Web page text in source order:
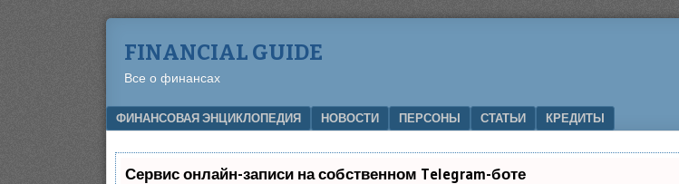
FINANCIAL GUIDE
Все о финансах
Menu
SKIP TO CONTENT
ФИНАНСОВАЯ ЭНЦИКЛОПЕДИЯ НОВОСТИ ПЕРСОНЫ СТАТЬИ КРЕДИТЫ
Сервис онлайн-записи на собственном Telegram-боте